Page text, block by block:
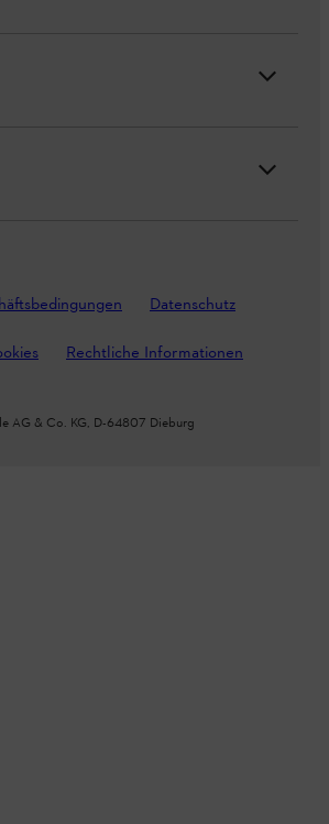
Datenschutz
Rechtliche Informationen
AG & Co. KG, D-64807 Dieburg